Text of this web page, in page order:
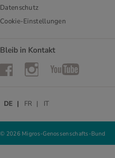
Datenschutz
Cookie-Einstellungen
Bleib in Kontakt
FacebookInstagramYouTube
© 2026 Migros-Genossenschafts-Bund
DE FR IT